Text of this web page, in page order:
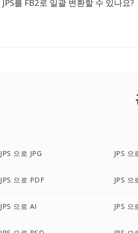
JPS를 FB2로 일괄 변환할 수 있나요?
JPS 으로 JPG JPS 으
JPS 으로 PDF JPS 으
JPS 으로 AI JPS 으